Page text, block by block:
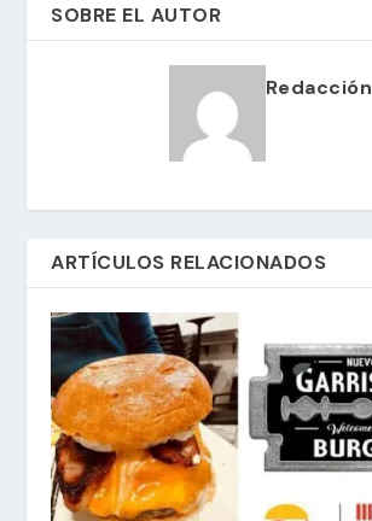
SOBRE EL AUTOR
Redacción
ARTÍCULOS RELACIONADOS